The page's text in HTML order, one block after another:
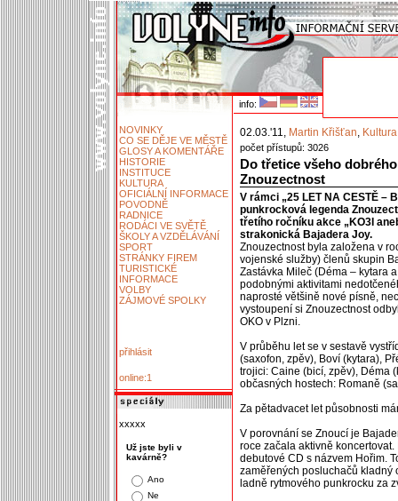
info:
NOVINKY
CO SE DĚJE VE MĚSTĚ
GLOSY A KOMENTÁŘE
HISTORIE
INSTITUCE
KULTURA
OFICIÁLNÍ INFORMACE
POVODNĚ
RADNICE
RODÁCI VE SVĚTĚ
ŠKOLY A VZDĚLÁVÁNÍ
SPORT
STRÁNKY FIREM
TURISTICKÉ
INFORMACE
VOLBY
ZÁJMOVÉ SPOLKY
přihlásit
online:1
xxxxx
Už jste byli v
kavárně?
Ano
Ne
02.03.'11, Martin Křišťan, Kultura
počet přístupů: 3026
Do třetice všeho
Znouzectnost
V rámci „25 LET NA CESTĚ –
punkrocková legenda
třetího ročníku akce „KO3I
strakonická Bajadera Joy.
Znouzectnost byla založena v
vojenské služby) členů skupin
Zastávka Mileč (Déma – kytara
podobnými aktivitami
naprosté většině nové písně,
vystoupení si Znouzectnost
OKO v Plzni.
V průběhu let se v sestavě
(saxofon, zpěv), Boví (kytara),
trojici: Caine (bicí, zpěv), Déma
občasných hostech: Romaně
Za pětadvacet let působnosti
V porovnání se Znoucí je
roce začala aktivně
debutové CD s názvem Hořim.
zaměřených posluchačů kladný
ladně rytmového punkrocku za